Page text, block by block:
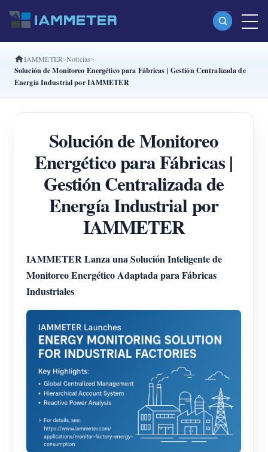
Productos
Medidor Wi-Fi monofásico (WEM3080)
Medidor Wi-Fi bifásico (WEM2067)
Medidor Wi-Fi trifásico (WEM3080T)
Medidor Wi-Fi trifásico (WEM3046T)
Medidor Wi-Fi trifásico (WEM3050T)
Controlador de potencia WiFi
IAMMETER Cloud Pro
Cargador EV
Simulador IAMMETER
Sistema de previsión y simulación energética
Aplicaciones
Monitor de energía para sistemas FV
Monitor de consumo eléctrico
Sistema de control para calentador FV
Tienda
Recursos
Inicio rápido
Comunidad
IAMMETER Noticias
Solución de Monitoreo Energético para Fábricas | Gestión Centralizada de
Energía Industrial por IAMMETER
Solución de Monitoreo
Energético para Fábricas |
Gestión Centralizada de
Energía Industrial por
IAMMETER
IAMMETER Lanza una Solución Inteligente de
Monitoreo Energético Adaptada para Fábricas
Industriales